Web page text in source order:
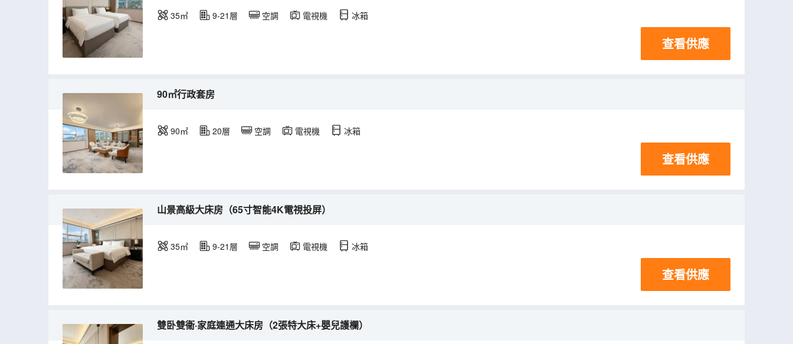
35㎡ 9-21層 空調 電視機 冰箱
查看供應
90㎡行政套房
90㎡ 20層 空調 電視機 冰箱
查看供應
山景高級大床房（65寸智能4K電視投屏）
35㎡ 9-21層 空調 電視機 冰箱
查看供應
雙卧雙衞·家庭連通大床房（2張特大床+嬰兒護欄）